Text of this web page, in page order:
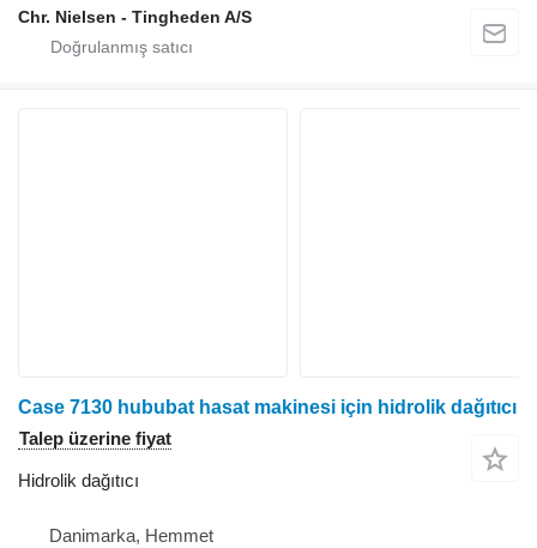
Chr. Nielsen - Tingheden A/S
Case 7130 hububat hasat makinesi için hidrolik dağıtıcı
Talep üzerine fiyat
Hidrolik dağıtıcı
Danimarka, Hemmet